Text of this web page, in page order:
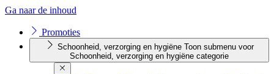
Ga naar de inhoud
Promoties
Schoonheid, verzorging en hygiëne Toon submenu voor
Schoonheid, verzorging en hygiëne categorie